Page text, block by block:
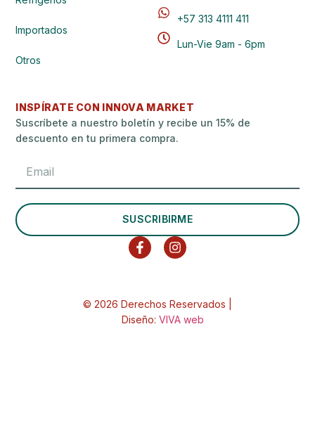
Importados
Otros
+57 313 4111 411
Lun-Vie 9am - 6pm
INSPÍRATE CON INNOVA MARKET
Suscríbete a nuestro boletín y recibe un 15% de
descuento en tu primera compra.
SUSCRIBIRME
© 2026 Derechos Reservados |
Diseño: VIVA web